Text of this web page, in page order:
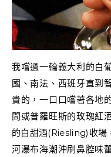
我嚐過一輪義大利的白
國、南法、西班牙直到
貴的，一口口嚐著各地
間或普羅旺斯的玫瑰紅
的白甜酒(Riesling)收場
河瀑布海潮沖刷鼻腔味